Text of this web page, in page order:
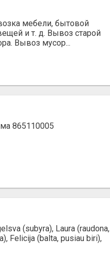
мебели, бытовой
и т. д. Вывоз старой
Вывоз мусор...
865110005
(subyra), Laura (raudona,
Felicija (balta, pusiau biri),